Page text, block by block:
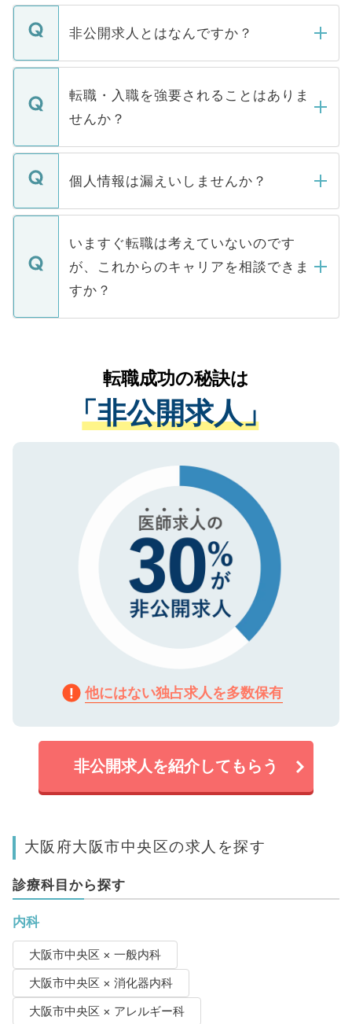
ご登録いただきましたら、弊社担当者がご
登録内容を確認し、その後メールもしくは
ます。通常、5営業日以内にはご連絡をせて
いただきますので、しばらくお待ちくださ
非公開求人とはなんですか？
マイナビDOCTORで取り扱っている求人の
うち約3割は、Webサイトからご覧いただ
けない「非公開求人」です。非公開求人は
下記の理由によって、一般には公開してい
ません。
■応募殺到を避けるため 人気のある医療機
関を公にしてしまうと、応募が殺到する場
に、医療機関が求める条件に合った人材の
みを人材紹介会社に依頼するケースが増え
ています。
転職・入職を強要されることはありま
せんか？
転職・入職を強要することは一切ありませ
ん。また、仮に応募先から内定をいただい
定を承諾する必要はありません。内定先へ
の辞退の連絡はキャリアパートナーが行い
個人情報は漏えいしませんか？
個人情報が漏えいすることはありませんの
で、ご安心ください。当サイトからの登録
などで収集したご登録者様の個人情報は、
ご本人のキャリアアップおよび転職活動の
支援を目的に使用いたします。お預かりし
ているすべての個人データはご本人の許可
は、個人情報の取り扱いについての厳密な
管理基準を満たした事業者のみに付与され
る、プライバシーマークを取得済みです。
で、機密保持に関してもご安心ください。
いますぐ転職は考えていないのです
が、これからのキャリアを相談できま
すか？
かがいして、現在の医療機関の状況や紹介
経験をまじえながら、適切なアドバイスを
させていただきます。すぐにご転職をされ
ない方には、長期的なサポートが可能です
ので、まずはご登録ください。
転職成功の秘訣は
「非公開求人」
他にはない独占求人を多数保有
非公開求人を紹介してもらう
大阪府大阪市中央区の求人を探す
診療科目から探す
内科
大阪市中央区 × 一般内科
大阪市中央区 × 消化器内科
大阪市中央区 × アレルギー科